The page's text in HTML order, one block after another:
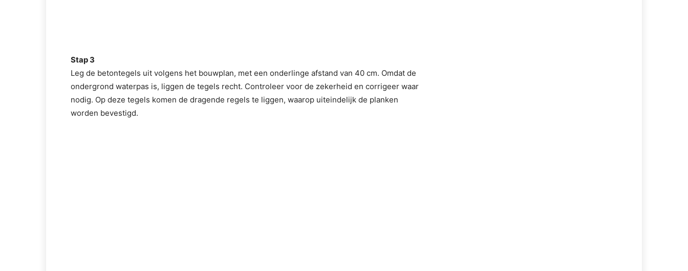
Stap 3
Leg de betontegels uit volgens het bouwplan, met een onderlinge afstand van 40 cm. Omdat de
ondergrond waterpas is, liggen de tegels recht. Controleer voor de zekerheid en corrigeer waar
nodig. Op deze tegels komen de dragende regels te liggen, waarop uiteindelijk de planken
worden bevestigd.